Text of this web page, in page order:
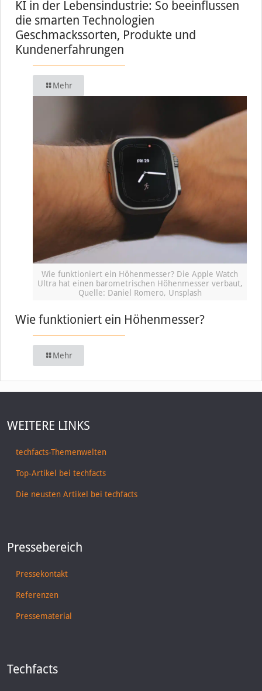
KI in der Lebensindustrie: So beeinflussen
die smarten Technologien
Geschmackssorten, Produkte und
Kundenerfahrungen
Mehr
Wie funktioniert ein Höhenmesser? Die Apple Watch
Ultra hat einen barometrischen Höhenmesser verbaut,
Quelle: Daniel Romero, Unsplash
Wie funktioniert ein Höhenmesser?
Mehr
WEITERE LINKS
techfacts-Themenwelten
Top-Artikel bei techfacts
Die neusten Artikel bei techfacts
Pressebereich
Pressekontakt
Referenzen
Pressematerial
Techfacts